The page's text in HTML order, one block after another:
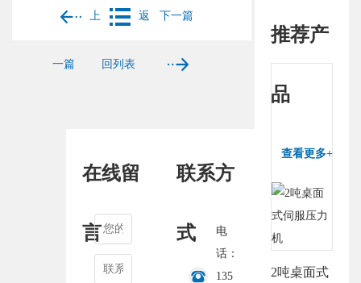
上
一篇
返
回列表
下一篇
推荐产
品
查看更多+
2吨桌面式
联系方
式
电
话：
135
在线留
言